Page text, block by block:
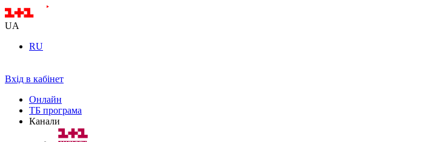
UA
RU
Вхід в кабінет
Онлайн
ТБ програма
Канали